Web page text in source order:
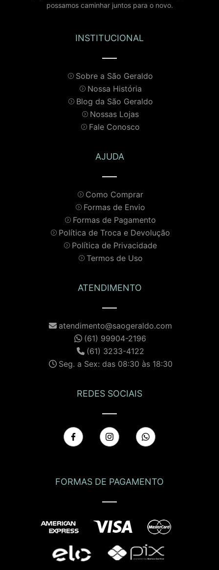
possamos caminhar juntos para o novo.
INSTITUCIONAL
Sobre a São Geraldo
Nossa História
Blog da São Geraldo
Nossas Lojas
Fale Conosco
AJUDA
Como Comprar
Formas de Envio
Formas de Pagamento
Política de Troca e Devolução
Política de Privacidade
Termos de Uso
ATENDIMENTO
atendimento@saogeraldo.com
(61) 99904-2196
(61) 3233-4122
Seg. a Sex: das 08:30 às 18:30
REDES SOCIAIS
FORMAS DE PAGAMENTO